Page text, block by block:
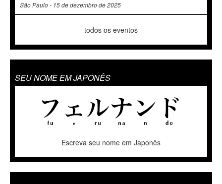
São Paulo - 15 de dezembro de 2025
todos os eventos
SEU NOME EM JAPONÊS
Escreva seu nome em Japonês